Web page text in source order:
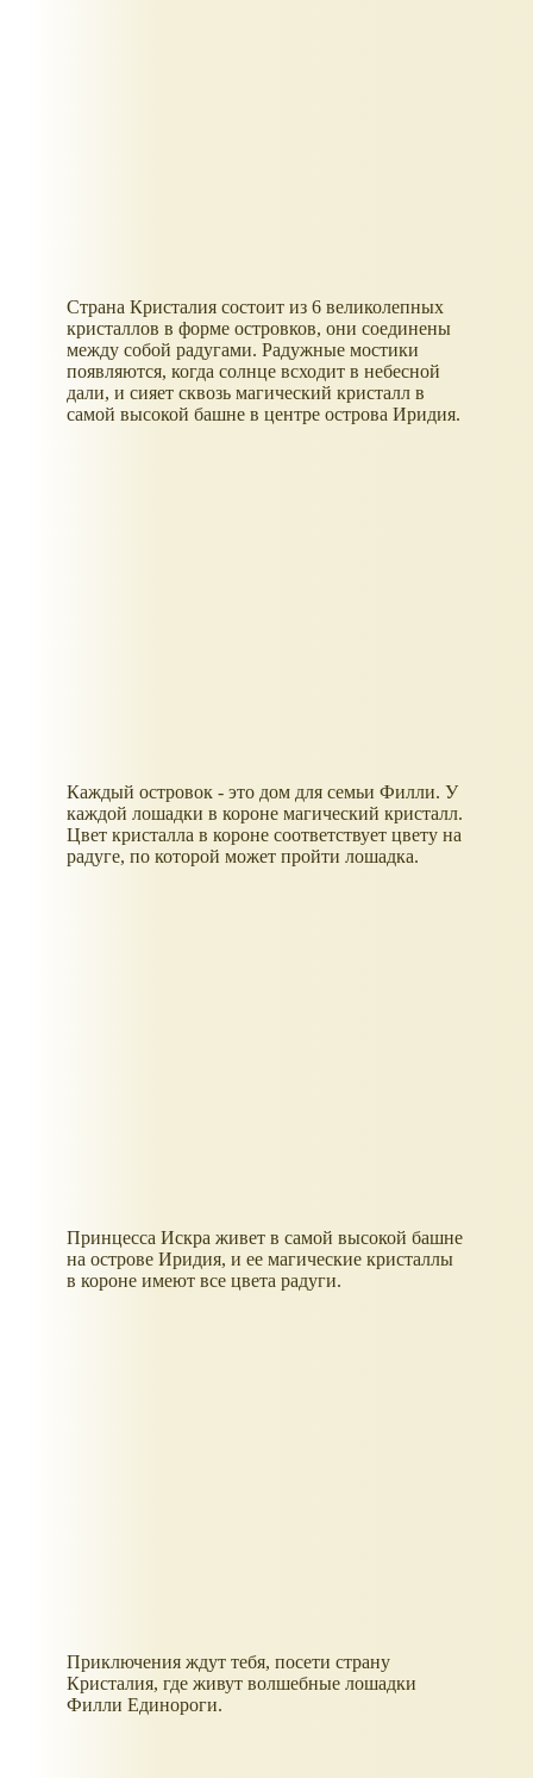
Страна Кристалия состоит из 6 великолепных
кристаллов в форме островков, они соединены
между собой радугами. Радужные мостики
появляются, когда солнце всходит в небесной
дали, и сияет сквозь магический кристалл в
самой высокой башне в центре острова Иридия.
Каждый островок - это дом для семьи Филли. У
каждой лошадки в короне магический кристалл.
Цвет кристалла в короне соответствует цвету на
радуге, по которой может пройти лошадка.
Принцесса Искра живет в самой высокой башне
на острове Иридия, и ее магические кристаллы
в короне имеют все цвета радуги.
Приключения ждут тебя, посети страну
Кристалия, где живут волшебные лошадки
Филли Единороги.